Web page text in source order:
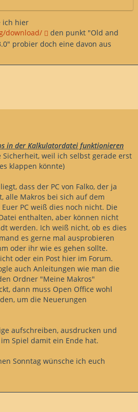
ich hier
download/
den punkt "Old and
probier doch eine davon aus
in der Kalkulatordatei funktionieren
Sicherheit, weil ich selbst gerade erst
klappen könnte)
dass der PC von Falko, der ja
alle Makros bei sich auf dem
PC weiß dies noch nicht. Die
enthalten, aber können nicht
werden. Ich weiß nicht, ob es dies
es gerne mal ausprobieren
oder ihr wie es gehen sollte.
oder ein Post hier im Forum.
auch Anleitungen wie man die
Ordner "Meine Makros"
dann muss Open Office wohl
um die Neuerungen
aufschreiben, ausdrucken und
Spiel damit ein Ende hat.
Sonntag wünsche ich euch